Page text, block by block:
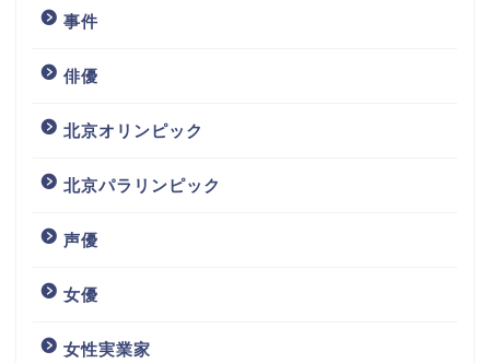
事件
俳優
北京オリンピック
北京パラリンピック
声優
女優
女性実業家